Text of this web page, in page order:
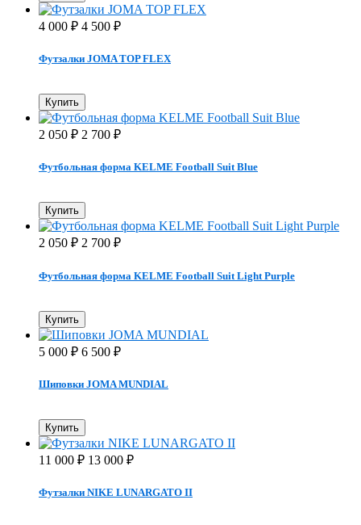
4 000 ₽ 4 500 ₽
Футзалки JOMA TOP FLEX
Купить
2 050 ₽ 2 700 ₽
Футбольная форма KELME Football Suit Blue
Купить
2 050 ₽ 2 700 ₽
Футбольная форма KELME Football Suit Light Purple
Купить
5 000 ₽ 6 500 ₽
Шиповки JOMA MUNDIAL
Купить
11 000 ₽ 13 000 ₽
Футзалки NIKE LUNARGATO II